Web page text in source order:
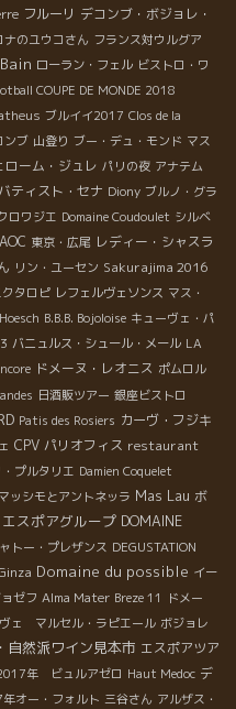
フルーリ デコンブ・ボジョレ・
ナのユウコさん フランス対ウルグア
ローラン・フェル ビストロ・ワ
COUPE DE MONDE 2018
ブルイイ2017 Clos de la
ンブ 山登り ブー・デュ・モンド マス
ローム・ジュレ パリの夜 アナテム
ティスト・セナ Diony ブルノ・グラ
ロワジエ Domaine Coudoulet シルベ
AOC 東京・広尾 レディー・シャスラ
リン・ユーセン Sakurajima 2016
クタロピ レフェルヴェソンス マス・
B.B.B. Bojoloise キューヴェ・パ
バニュルス・シュール・メール LA
ドメーヌ・レオニス ポムロル
日酒販ツアー 銀座ビストロ
Patis des Rosiers カーヴ・フジキ
CPV パリオフィス restaurant
プルタリエ Damien Coquelet
マッシモとアントネッラ Mas Lau ボ
エスポアグループ DOMAINE
トー・プレザンス DEGUSTATION
Domaine du possible イー
ゼフ Alma Mater Breze 11
ドメー
ェ マルセル・ラピエール ボジョレ
自然派ワイン見本市 エスポアツア
年 ビュルアゼロ Haut Medoc デ
オー・フォルト 三谷さん アルザス・